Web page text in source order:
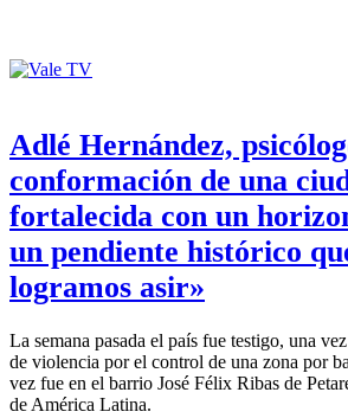
Adlé Hernández,
conformación de una
fortalecida con un
un pendiente histórico
logramos asir»
La semana pasada el país fue testigo, una
de violencia por el control de una zona por
vez fue en el barrio José Félix Ribas de
de América Latina.